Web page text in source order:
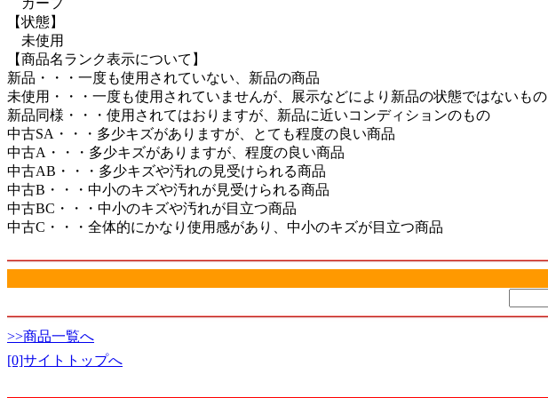
カーフ
【状態】
未使用
【商品名ランク表示について】
新品・・・一度も使用されていない、新品の商品
未使用・・・一度も使用されていませんが、展示などにより新品の状態ではないもの
新品同様・・・使用されてはおりますが、新品に近いコンディションのもの
中古SA・・・多少キズがありますが、とても程度の良い商品
中古A・・・多少キズがありますが、程度の良い商品
中古AB・・・多少キズや汚れの見受けられる商品
中古B・・・中小のキズや汚れが見受けられる商品
中古BC・・・中小のキズや汚れが目立つ商品
中古C・・・全体的にかなり使用感があり、中小のキズが目立つ商品
>>商品一覧へ
[0]サイトトップへ